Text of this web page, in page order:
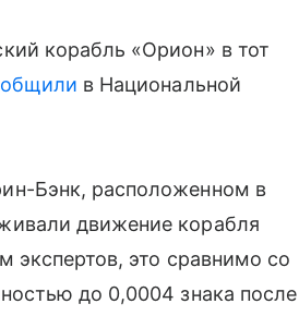
корабль «Орион» в тот
в Национальной
Бэнк, расположенном в
движение корабля
экспертов, это сравнимо со
до 0,0004 знака после